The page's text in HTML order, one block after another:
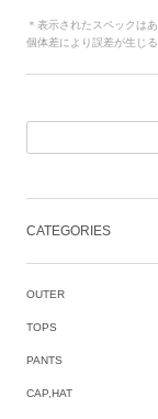
＊表示されたスペックは
個体差により誤差が生じ
CATEGORIES
OUTER
TOPS
PANTS
CAP,HAT